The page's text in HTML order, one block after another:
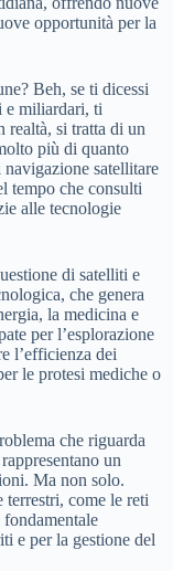
opportunità per la
Beh, se ti dicessi
e miliardari, ti
realtà, si tratta di un
più di quanto
satellitare
tempo che consulti
alle tecnologie
di satelliti e
che genera
la medicina e
per l’esplorazione
l’efficienza dei
le protesi mediche o
che riguarda
un
Ma non solo.
terrestri, come le reti
fondamentale
e per la gestione del